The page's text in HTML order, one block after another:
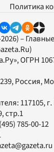
Политика
–
, ОГРН
Россия,
117105, г.
стр.1
785-00-12